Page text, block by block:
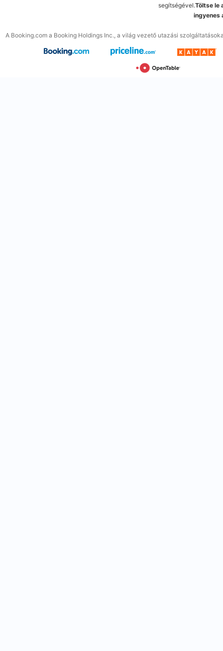
segítségével.Töltse le
ingyenes
A Booking.com a Booking Holdings Inc., a világ vezető utazási